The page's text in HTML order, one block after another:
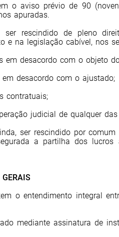
o aviso prévio de 90
apuradas.
rescindido de pleno
e na legislação cabível, nos
em desacordo com o objeto
desacordo com o ajustado;
contratuais;
judicial de qualquer das
ser rescindido por
a partilha dos lucros
o entendimento integral
mediante assinatura de